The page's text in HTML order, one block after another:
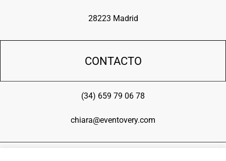
28223 Madrid
CONTACTO
(34) 659 79 06 78
chiara@eventovery.com